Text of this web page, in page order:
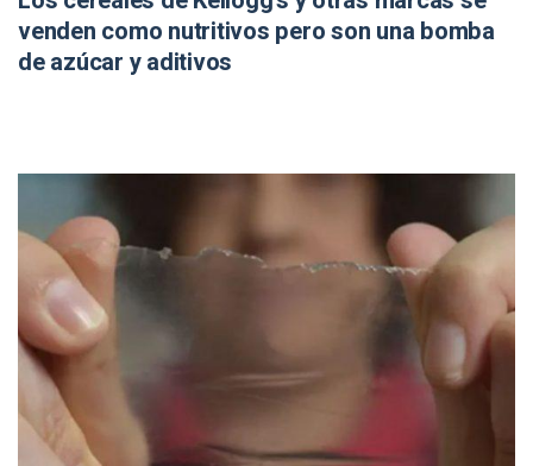
venden como nutritivos pero son una bomba
de azúcar y aditivos